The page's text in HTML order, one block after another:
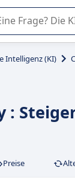
KI von Appvizer
Intelligenz (KI)
:
Preise